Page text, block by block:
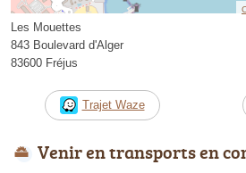
Les Mouettes
843 Boulevard d'Alger
83600 Fréjus
Trajet Waze
Venir en transports en